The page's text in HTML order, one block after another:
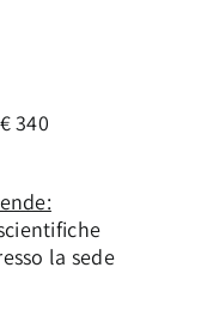
340
la sede